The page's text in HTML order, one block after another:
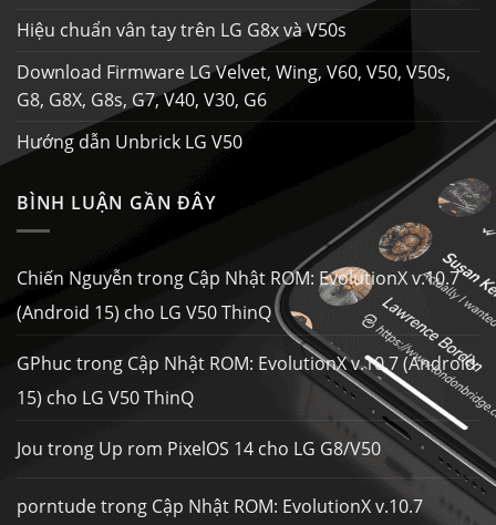
Hiệu chuẩn vân tay trên LG G8x và V50s
Download Firmware LG Velvet, Wing, V60, V50, V50s,
G8, G8X, G8s, G7, V40, V30, G6
Hướng dẫn Unbrick LG V50
BÌNH LUẬN GẦN ĐÂY
Chiến Nguyễn trong Cập Nhật ROM: EvolutionX v.10.7
(Android 15) cho LG V50 ThinQ
GPhuc trong Cập Nhật ROM: EvolutionX v.10.7 (Android
15) cho LG V50 ThinQ
Jou trong Up rom PixelOS 14 cho LG G8/V50
porntudetrong Cập Nhật ROM: EvolutionX v.10.7